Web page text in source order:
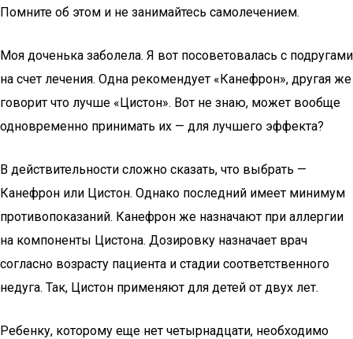
Помните об этом и не занимайтесь самолечением.
Моя доченька заболела. Я вот посоветовалась с подругами
на счет лечения. Одна рекомендует «Канефрон», другая же
говорит что лучше «Цистон». Вот не знаю, может вообще
одновременно принимать их — для лучшего эффекта?
В действительности сложно сказать, что выбрать —
Канефрон или Цистон. Однако последний имеет минимум
противопоказаний. Канефрон же назначают при аллергии
на компоненты Цистона. Дозировку назначает врач
согласно возрасту пациента и стадии соответственного
недуга. Так, Цистон применяют для детей от двух лет.
Ребенку, которому еще нет четырнадцати, необходимо